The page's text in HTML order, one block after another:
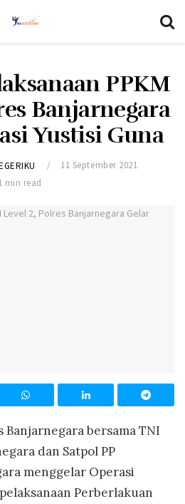
PPKM
Banjarnegara
Yustisi Guna
11 September 2021
min read
Banjarnegara bersama TNI
dan Satpol PP
menggelar Operasi
Perberlakuan